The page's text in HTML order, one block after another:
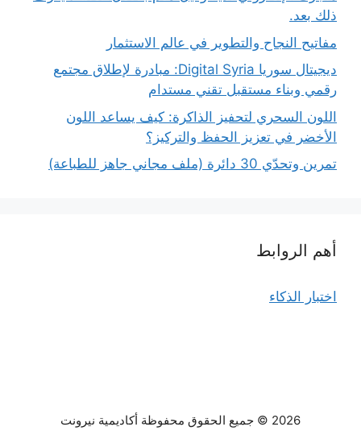
ذلك بعد.
مفاتيح النجاح والتطوير في عالم الاستثمار
ديجيتال سوريا Digital Syria: مبادرة لإطلاق مجتمع
رقمي وبناء مستقبل تقني مستدام
اللون السحري لتحفيز الذاكرة: كيف يساعد اللون
الأخضر في تعزيز الحفظ والتركيز؟
تمرين وتحدّي 30 دائرة (ملف مجاني جاهز للطباعة)
أهم الروابط
اختبار الذكاء
2026 © جميع الحقوق محفوظة أكاديمية نيرونت